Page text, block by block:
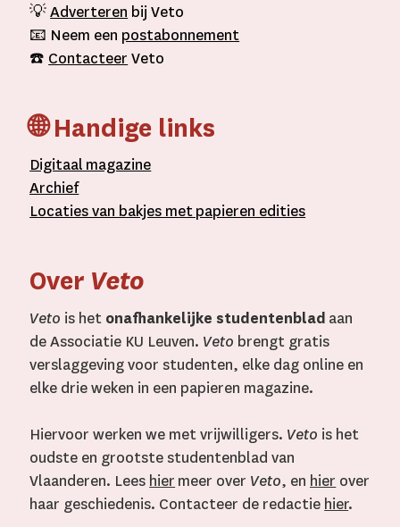
💡Adverteren bij Veto
📧 Neem een postabonnement
☎️ Contacteer Veto
🌐 Handige links
Digitaal magazine
Archief
Locaties van bakjes metpapieren edities
Over Veto
Veto is het onafhankelijke studentenblad aan
de Associatie KU Leuven. Veto brengt gratis
verslaggeving voor studenten, elke dag online en
elke drie weken in een papieren magazine.
Hiervoor werken we met vrijwilligers. Veto is het
oudste en grootste studentenblad van
Vlaanderen. Lees hier meer over Veto, en hier over
haar geschiedenis. Contacteer de redactie hier.